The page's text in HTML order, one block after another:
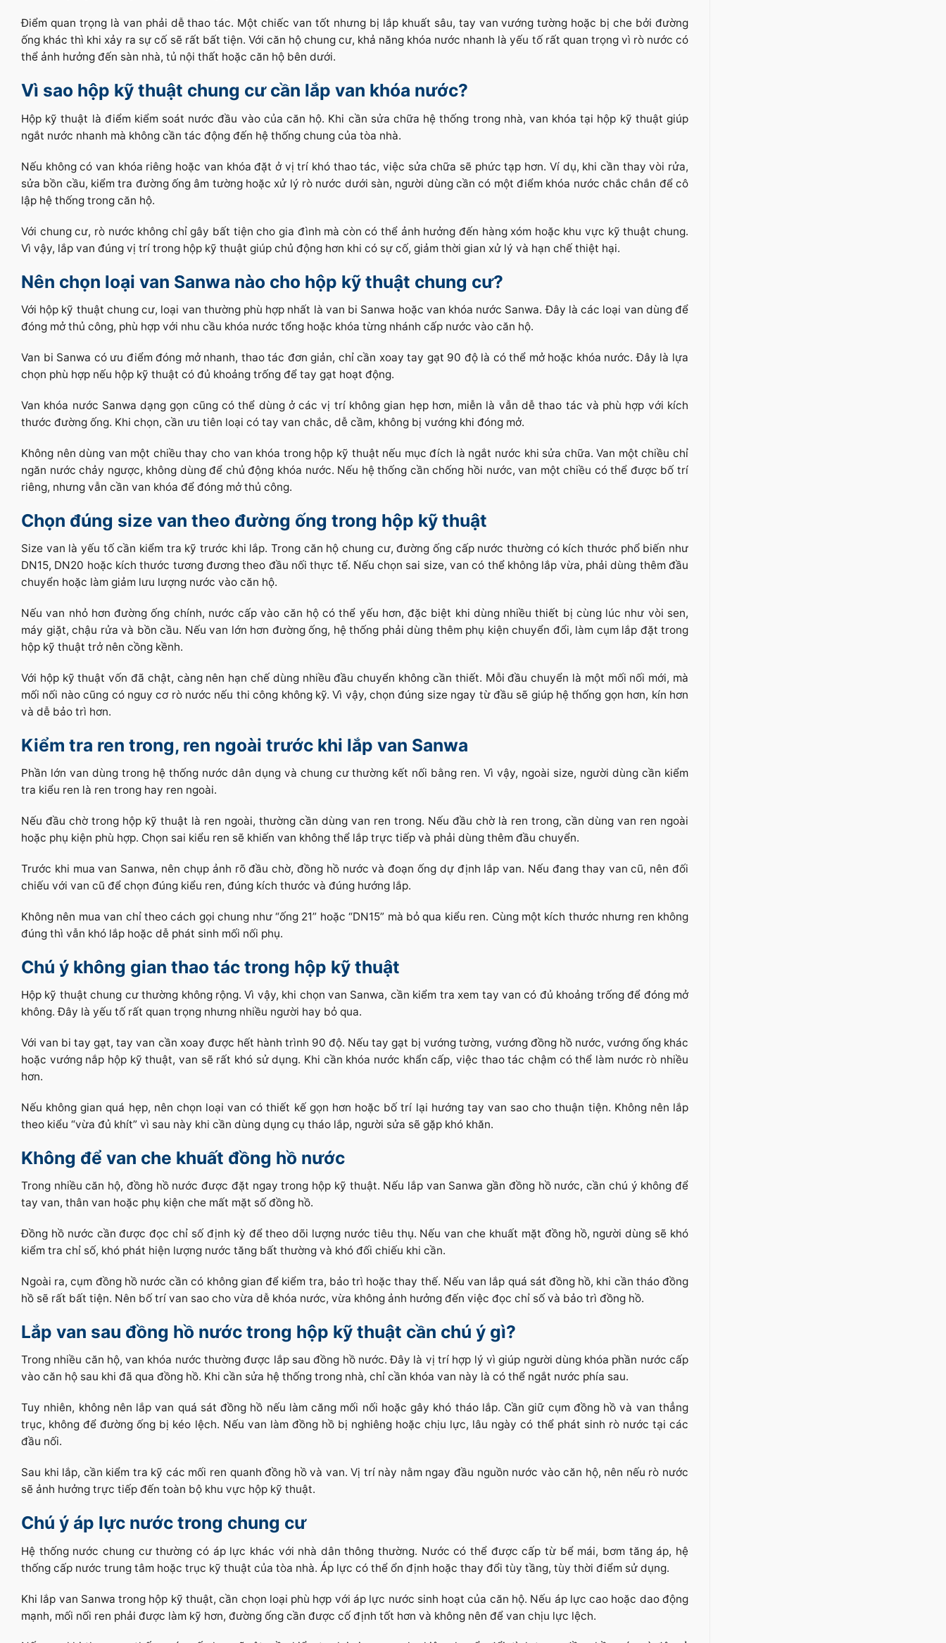
Điểm quan trọng là van phải dễ thao tác. Một chiếc van tốt nhưng bị lắp khuất sâu, tay van vướng tường hoặc bị che bởi đường
ống khác thì khi xảy ra sự cố sẽ rất bất tiện. Với căn hộ chung cư, khả năng khóa nước nhanh là yếu tố rất quan trọng vì rò nước có
thể ảnh hưởng đến sàn nhà, tủ nội thất hoặc căn hộ bên dưới.
Vì sao hộp kỹ thuật chung cư cần lắp van khóa nước?
Hộp kỹ thuật là điểm kiểm soát nước đầu vào của căn hộ. Khi cần sửa chữa hệ thống trong nhà, van khóa tại hộp kỹ thuật giúp
ngắt nước nhanh mà không cần tác động đến hệ thống chung của tòa nhà.
Nếu không có van khóa riêng hoặc van khóa đặt ở vị trí khó thao tác, việc sửa chữa sẽ phức tạp hơn. Ví dụ, khi cần thay vòi rửa,
sửa bồn cầu, kiểm tra đường ống âm tường hoặc xử lý rò nước dưới sàn, người dùng cần có một điểm khóa nước chắc chắn để cô
lập hệ thống trong căn hộ.
Với chung cư, rò nước không chỉ gây bất tiện cho gia đình mà còn có thể ảnh hưởng đến hàng xóm hoặc khu vực kỹ thuật chung.
Vì vậy, lắp van đúng vị trí trong hộp kỹ thuật giúp chủ động hơn khi có sự cố, giảm thời gian xử lý và hạn chế thiệt hại.
Nên chọn loại van Sanwa nào cho hộp kỹ thuật chung cư?
Với hộp kỹ thuật chung cư, loại van thường phù hợp nhất là van bi Sanwa hoặc van khóa nước Sanwa. Đây là các loại van dùng để
đóng mở thủ công, phù hợp với nhu cầu khóa nước tổng hoặc khóa từng nhánh cấp nước vào căn hộ.
Van bi Sanwa có ưu điểm đóng mở nhanh, thao tác đơn giản, chỉ cần xoay tay gạt 90 độ là có thể mở hoặc khóa nước. Đây là lựa
chọn phù hợp nếu hộp kỹ thuật có đủ khoảng trống để tay gạt hoạt động.
Van khóa nước Sanwa dạng gọn cũng có thể dùng ở các vị trí không gian hẹp hơn, miễn là vẫn dễ thao tác và phù hợp với kích
thước đường ống. Khi chọn, cần ưu tiên loại có tay van chắc, dễ cầm, không bị vướng khi đóng mở.
Không nên dùng van một chiều thay cho van khóa trong hộp kỹ thuật nếu mục đích là ngắt nước khi sửa chữa. Van một chiều chỉ
ngăn nước chảy ngược, không dùng để chủ động khóa nước. Nếu hệ thống cần chống hồi nước, van một chiều có thể được bố trí
riêng, nhưng vẫn cần van khóa để đóng mở thủ công.
Chọn đúng size van theo đường ống trong hộp kỹ thuật
Size van là yếu tố cần kiểm tra kỹ trước khi lắp. Trong căn hộ chung cư, đường ống cấp nước thường có kích thước phổ biến như
DN15, DN20 hoặc kích thước tương đương theo đầu nối thực tế. Nếu chọn sai size, van có thể không lắp vừa, phải dùng thêm đầu
chuyển hoặc làm giảm lưu lượng nước vào căn hộ.
Nếu van nhỏ hơn đường ống chính, nước cấp vào căn hộ có thể yếu hơn, đặc biệt khi dùng nhiều thiết bị cùng lúc như vòi sen,
máy giặt, chậu rửa và bồn cầu. Nếu van lớn hơn đường ống, hệ thống phải dùng thêm phụ kiện chuyển đổi, làm cụm lắp đặt trong
hộp kỹ thuật trở nên cồng kềnh.
Với hộp kỹ thuật vốn đã chật, càng nên hạn chế dùng nhiều đầu chuyển không cần thiết. Mỗi đầu chuyển là một mối nối mới, mà
mối nối nào cũng có nguy cơ rò nước nếu thi công không kỹ. Vì vậy, chọn đúng size ngay từ đầu sẽ giúp hệ thống gọn hơn, kín hơn
và dễ bảo trì hơn.
Kiểm tra ren trong, ren ngoài trước khi lắp van Sanwa
Phần lớn van dùng trong hệ thống nước dân dụng và chung cư thường kết nối bằng ren. Vì vậy, ngoài size, người dùng cần kiểm
tra kiểu ren là ren trong hay ren ngoài.
Nếu đầu chờ trong hộp kỹ thuật là ren ngoài, thường cần dùng van ren trong. Nếu đầu chờ là ren trong, cần dùng van ren ngoài
hoặc phụ kiện phù hợp. Chọn sai kiểu ren sẽ khiến van không thể lắp trực tiếp và phải dùng thêm đầu chuyển.
Trước khi mua van Sanwa, nên chụp ảnh rõ đầu chờ, đồng hồ nước và đoạn ống dự định lắp van. Nếu đang thay van cũ, nên đối
chiếu với van cũ để chọn đúng kiểu ren, đúng kích thước và đúng hướng lắp.
Không nên mua van chỉ theo cách gọi chung như “ống 21” hoặc “DN15” mà bỏ qua kiểu ren. Cùng một kích thước nhưng ren không
đúng thì vẫn khó lắp hoặc dễ phát sinh mối nối phụ.
Chú ý không gian thao tác trong hộp kỹ thuật
Hộp kỹ thuật chung cư thường không rộng. Vì vậy, khi chọn van Sanwa, cần kiểm tra xem tay van có đủ khoảng trống để đóng mở
không. Đây là yếu tố rất quan trọng nhưng nhiều người hay bỏ qua.
Với van bi tay gạt, tay van cần xoay được hết hành trình 90 độ. Nếu tay gạt bị vướng tường, vướng đồng hồ nước, vướng ống khác
hoặc vướng nắp hộp kỹ thuật, van sẽ rất khó sử dụng. Khi cần khóa nước khẩn cấp, việc thao tác chậm có thể làm nước rò nhiều
hơn.
Nếu không gian quá hẹp, nên chọn loại van có thiết kế gọn hơn hoặc bố trí lại hướng tay van sao cho thuận tiện. Không nên lắp
theo kiểu “vừa đủ khít” vì sau này khi cần dùng dụng cụ tháo lắp, người sửa sẽ gặp khó khăn.
Không để van che khuất đồng hồ nước
Trong nhiều căn hộ, đồng hồ nước được đặt ngay trong hộp kỹ thuật. Nếu lắp van Sanwa gần đồng hồ nước, cần chú ý không để
tay van, thân van hoặc phụ kiện che mất mặt số đồng hồ.
Đồng hồ nước cần được đọc chỉ số định kỳ để theo dõi lượng nước tiêu thụ. Nếu van che khuất mặt đồng hồ, người dùng sẽ khó
kiểm tra chỉ số, khó phát hiện lượng nước tăng bất thường và khó đối chiếu khi cần.
Ngoài ra, cụm đồng hồ nước cần có không gian để kiểm tra, bảo trì hoặc thay thế. Nếu van lắp quá sát đồng hồ, khi cần tháo đồng
hồ sẽ rất bất tiện. Nên bố trí van sao cho vừa dễ khóa nước, vừa không ảnh hưởng đến việc đọc chỉ số và bảo trì đồng hồ.
Lắp van sau đồng hồ nước trong hộp kỹ thuật cần chú ý gì?
Trong nhiều căn hộ, van khóa nước thường được lắp sau đồng hồ nước. Đây là vị trí hợp lý vì giúp người dùng khóa phần nước cấp
vào căn hộ sau khi đã qua đồng hồ. Khi cần sửa hệ thống trong nhà, chỉ cần khóa van này là có thể ngắt nước phía sau.
Tuy nhiên, không nên lắp van quá sát đồng hồ nếu làm căng mối nối hoặc gây khó tháo lắp. Cần giữ cụm đồng hồ và van thẳng
trục, không để đường ống bị kéo lệch. Nếu van làm đồng hồ bị nghiêng hoặc chịu lực, lâu ngày có thể phát sinh rò nước tại các
đầu nối.
Sau khi lắp, cần kiểm tra kỹ các mối ren quanh đồng hồ và van. Vị trí này nằm ngay đầu nguồn nước vào căn hộ, nên nếu rò nước
sẽ ảnh hưởng trực tiếp đến toàn bộ khu vực hộp kỹ thuật.
Chú ý áp lực nước trong chung cư
Hệ thống nước chung cư thường có áp lực khác với nhà dân thông thường. Nước có thể được cấp từ bể mái, bơm tăng áp, hệ
thống cấp nước trung tâm hoặc trục kỹ thuật của tòa nhà. Áp lực có thể ổn định hoặc thay đổi tùy tầng, tùy thời điểm sử dụng.
Khi lắp van Sanwa trong hộp kỹ thuật, cần chọn loại phù hợp với áp lực nước sinh hoạt của căn hộ. Nếu áp lực cao hoặc dao động
mạnh, mối nối ren phải được làm kỹ hơn, đường ống cần được cố định tốt hơn và không nên để van chịu lực lệch.